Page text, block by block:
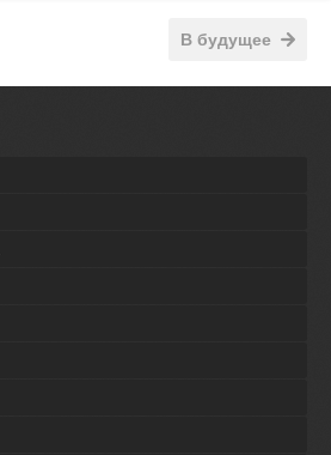
В будущее